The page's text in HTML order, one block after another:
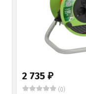
2 735₽
(0)